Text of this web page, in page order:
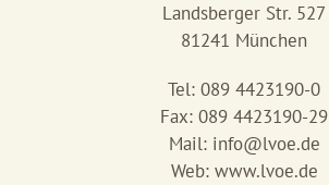
Landsberger Str. 527
81241 München
Tel: 089 4423190-0
Fax: 089 4423190-29
Mail: info@lvoe.de
Web: www.lvoe.de